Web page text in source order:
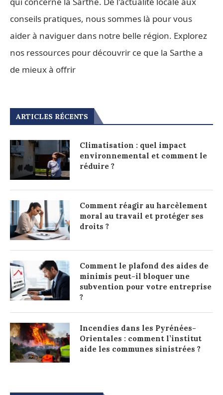
conseils pratiques, nous sommes là pour vous
aider à naviguer dans notre belle région. Explorez
nos ressources pour découvrir ce que la Sarthe a
de mieux à offrir
ARTICLES RÉCENTS
Climatisation : quel impact
environnemental et comment le
réduire ?
Comment réagir au harcèlement
moral au travail et protéger ses
droits ?
Comment le plafond des aides de
minimis peut-il bloquer une
subvention pour votre entreprise
?
Incendies dans les Pyrénées-
Orientales : comment l’institut
aide les communes sinistrées ?